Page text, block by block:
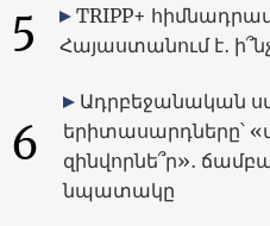
5
TRIPP+
Հայաստանում է․
6
Ադրբեջանական
երիտասարդները՝
զինվորնե՞ր»․
նպատակը